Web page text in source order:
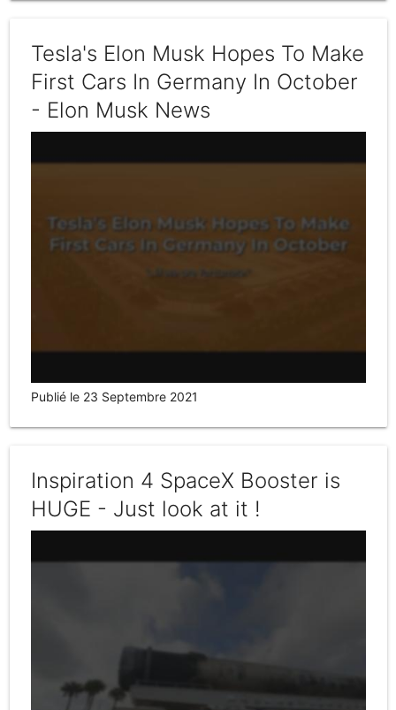
Tesla's Elon Musk Hopes To Make
First Cars In Germany In October
- Elon Musk News
Publié le 23 Septembre 2021
Inspiration 4 SpaceX Booster is
HUGE - Just look at it !